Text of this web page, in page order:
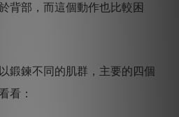
背部，而這個動作也比較困
鍛鍊不同的肌群，主要的四個
看：